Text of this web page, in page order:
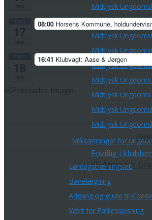
Midtjysk
Midtjysk
Midtjysk
Midtjysk
Midtjysk
Midtjysk
Midtjysk
Midtjysk
Midtjysk
Målsætninger for
Frivillig i
Lørdagstræningsløb
Banelægning
Adgang og guide til
Vært for Fællesspisning
08:00 Horsens Kommune,
16:41 Klubvagt: Aase & Jørgen